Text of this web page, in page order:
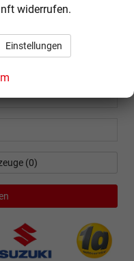
(0)
widerrufen.
Einstellungen